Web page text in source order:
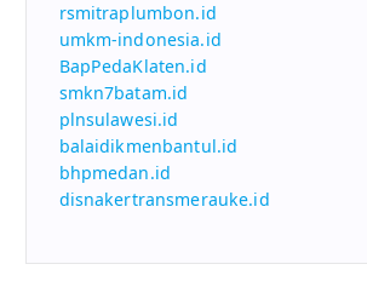
rsmitraplumbon.id
umkm-indonesia.id
BapPedaKlaten.id
smkn7batam.id
plnsulawesi.id
balaidikmenbantul.id
bhpmedan.id
disnakertransmerauke.id